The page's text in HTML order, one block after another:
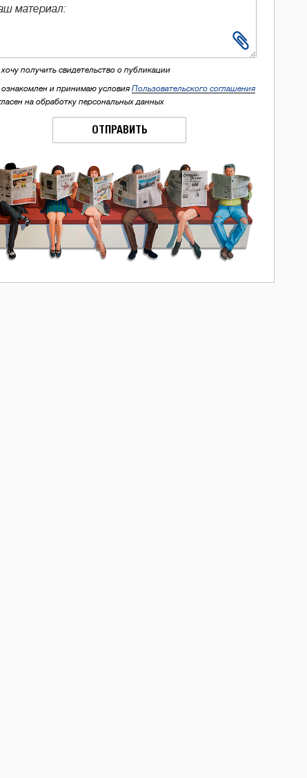
получить свидетельство о публикации
и принимаю условия Пользовательского соглашения
на обработку персональных данных
ОТПРАВИТЬ